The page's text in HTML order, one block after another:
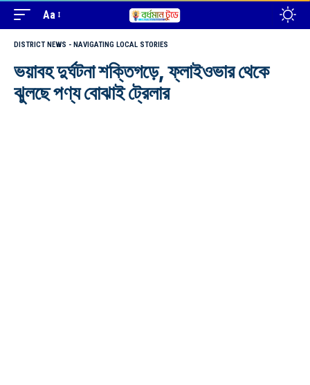
Aa
DISTRICT NEWS - NAVIGATING LOCAL STORIES
ভয়াবহ দুর্ঘটনা শক্তিগড়ে, ফ্লাইওভার থেকে
ঝুলছে পণ্য বোঝাই ট্রেলার